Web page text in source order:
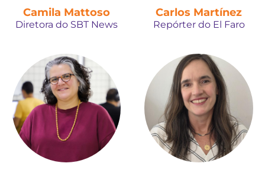
Camila Mattoso
Diretora do SBT News
Carlos Martínez
Repórter do El Faro